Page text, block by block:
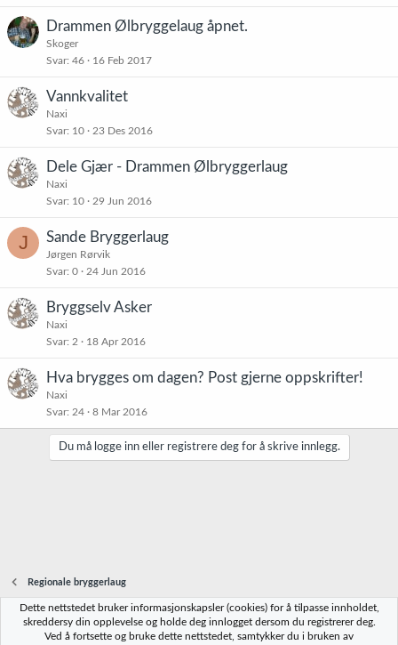
Drammen Ølbryggelaug åpnet.
Skoger
Svar 46 16 Feb 2017
Vannkvalitet
Naxi
Svar 10 23 Des 2016
Dele Gjær - Drammen Ølbryggerlaug
Naxi
Svar 10 29 Jun 2016
J Sande Bryggerlaug
Jørgen Rørvik
Svar 0 24 Jun 2016
Bryggselv Asker
Naxi
Svar 2 18 Apr 2016
Hva brygges om dagen? Post gjerne oppskrifter!
Naxi
Svar 24 8 Mar 2016
Du må logge inn eller registrere deg for å skrive innlegg.
Regionale bryggerlaug
Norbrygg-default
Dette nettstedet bruker informasjonskapsler (cookies) for å tilpasse innholdet,
skreddersy din opplevelse og holde deg innlogget dersom du registrerer deg.
Ved å fortsette og bruke dette nettstedet, samtykker du i bruken av